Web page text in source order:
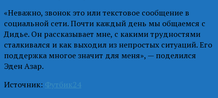
«Неважно, звонок это или текстовое сообщение в
социальной сети. Почти каждый день мы общаемся с
Дидье. Он рассказывает мне, с какими трудностями
сталкивался и как выходил из непростых ситуаций. Его
поддержка многое значит для меня», — поделился
Эден Азар.
Источник: Футбик24